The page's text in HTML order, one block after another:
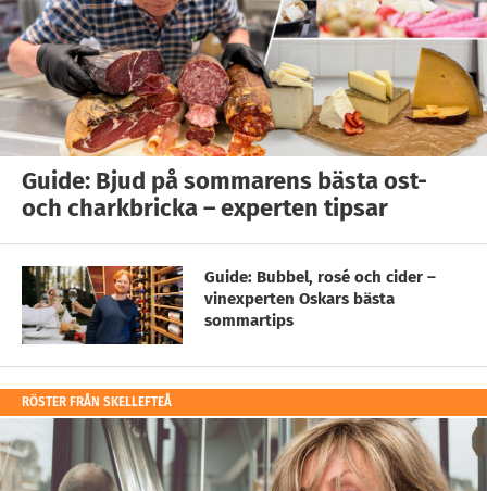
Guide: Bjud på sommarens bästa ost-
och charkbricka – experten tipsar
Guide: Bubbel, rosé och cider –
vinexperten Oskars bästa
sommartips
RÖSTER FRÅN SKELLEFTEÅ